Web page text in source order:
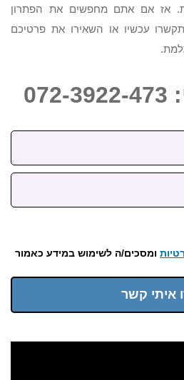
אז אם אתם מחפשים את הפתרון
עכשיו או השאירו את פרטיכם
ומסכים/ה לשימוש במידע כאמור
איתי קשר